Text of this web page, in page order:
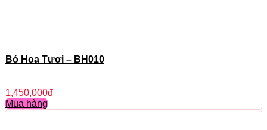
Bó Hoa Tươi – BH010
1,450,000đ
Mua hàng